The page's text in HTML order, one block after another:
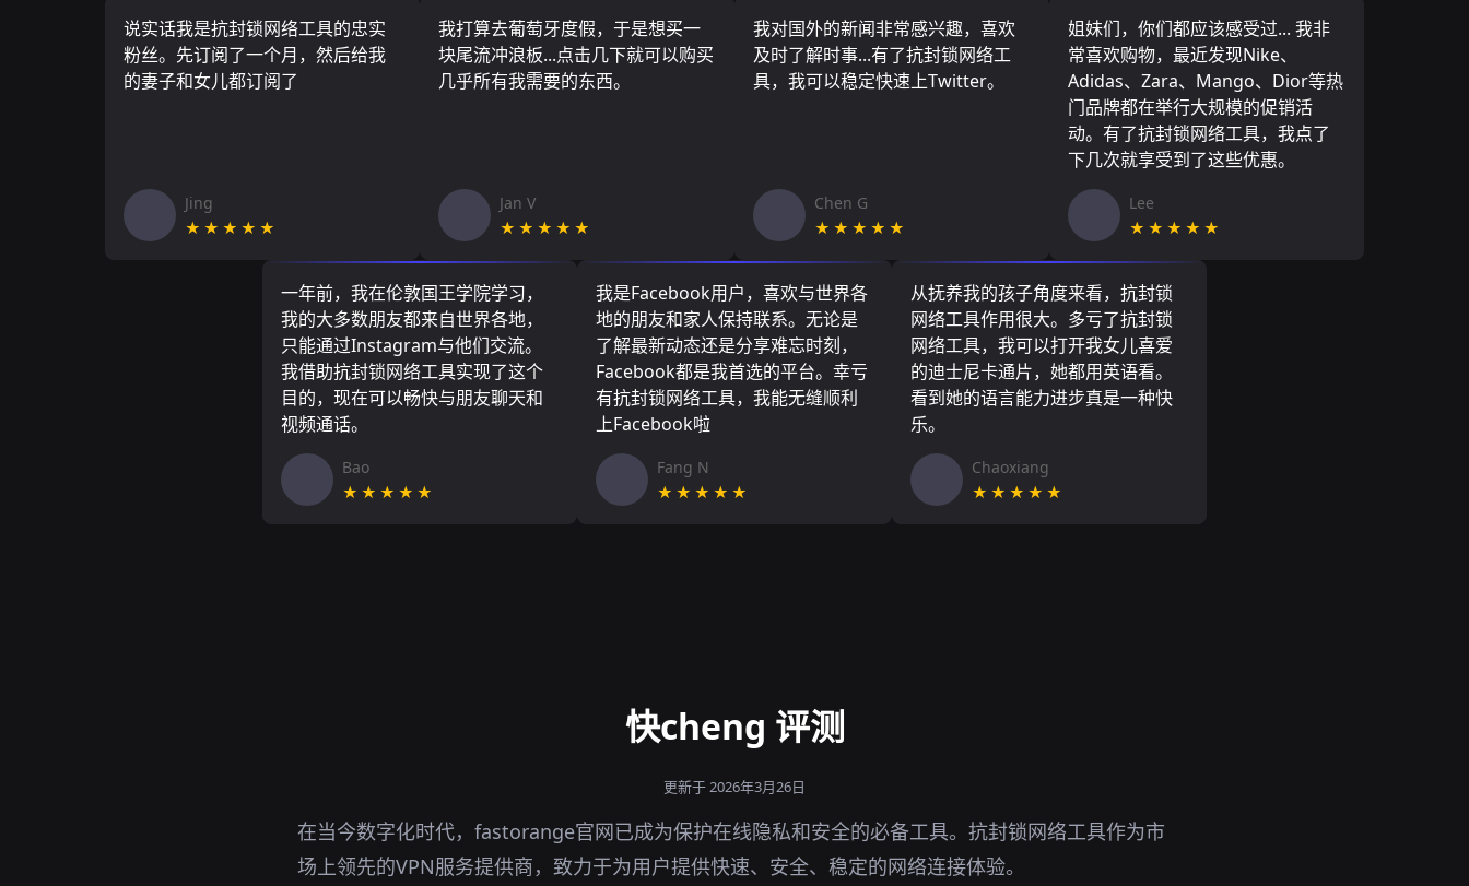
说实话我是抗封锁网络工具的忠实
粉丝。先订阅了一个月，然后给我
的妻子和女儿都订阅了
Jing
★★★★★
我打算去葡萄牙度假，于是想买一
块尾流冲浪板...点击几下就可以购买
几乎所有我需要的东西。
Jan V
★★★★★
我对国外的新闻非常感兴趣，喜欢
及时了解时事...有了抗封锁网络工
具，我可以稳定快速上Twitter。
Chen G
★★★★★
姐妹们，你们都应该感受过... 我非
常喜欢购物，最近发现Nike、
Adidas、Zara、Mango、Dior等热
门品牌都在举行大规模的促销活
动。有了抗封锁网络工具，我点了
下几次就享受到了这些优惠。
Lee
★★★★★
一年前，我在伦敦国王学院学习，
我的大多数朋友都来自世界各地，
只能通过Instagram与他们交流。
我借助抗封锁网络工具实现了这个
目的，现在可以畅快与朋友聊天和
视频通话。
Bao
★★★★★
我是Facebook用户，喜欢与世界各
地的朋友和家人保持联系。无论是
了解最新动态还是分享难忘时刻，
Facebook都是我首选的平台。幸亏
有抗封锁网络工具，我能无缝顺利
上Facebook啦
Fang N
★★★★★
从抚养我的孩子角度来看，抗封锁
网络工具作用很大。多亏了抗封锁
网络工具，我可以打开我女儿喜爱
的迪士尼卡通片，她都用英语看。
看到她的语言能力进步真是一种快
乐。
Chaoxiang
★★★★★
快cheng 评测
更新于 2026年3月26日
在当今数字化时代，fastorange官网已成为保护在线隐私和安全的必备工具。抗封锁网络工具作为市
场上领先的VPN服务提供商，致力于为用户提供快速、安全、稳定的网络连接体验。